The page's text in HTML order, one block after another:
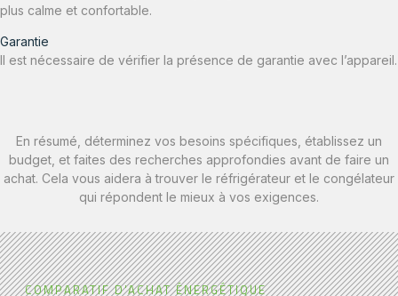
plus calme et confortable.
Garantie
Il est nécessaire de vérifier la présence de garantie avec l’appareil.
En résumé, déterminez vos besoins spécifiques, établissez un
budget, et faites des recherches approfondies avant de faire un
achat. Cela vous aidera à trouver le réfrigérateur et le congélateur
qui répondent le mieux à vos exigences.
COMPARATIF D'ACHAT ÉNERGÉTIQUE